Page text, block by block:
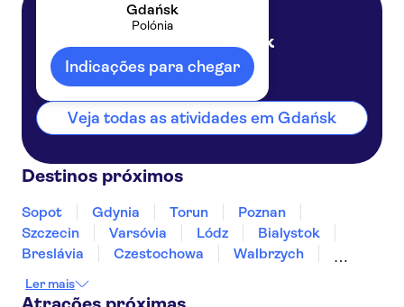
Gdańsk
Polónia
Indicações para chegar
Gdańsk
Polónia
Veja todas as atividades em Gdańsk
Destinos próximos
Sopot Gdynia Torun
Poznan
Szczecin
Varsóvia Lódz
Bialystok
Breslávia
Czestochowa
Walbrzych
Ler mais